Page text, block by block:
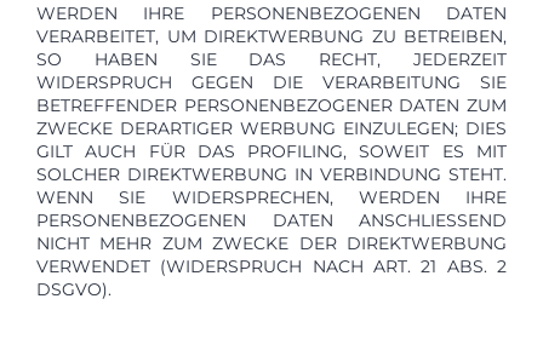
WERDEN IHRE PERSONENBEZOGENEN DATEN
VERARBEITET, UM DIREKTWERBUNG ZU BETREIBEN,
SO HABEN SIE DAS RECHT, JEDERZEIT
WIDERSPRUCH GEGEN DIE VERARBEITUNG SIE
BETREFFENDER PERSONENBEZOGENER DATEN ZUM
ZWECKE DERARTIGER WERBUNG EINZULEGEN; DIES
GILT AUCH FÜR DAS PROFILING, SOWEIT ES MIT
SOLCHER DIREKTWERBUNG IN VERBINDUNG STEHT.
WENN SIE WIDERSPRECHEN, WERDEN IHRE
PERSONENBEZOGENEN DATEN ANSCHLIESSEND
NICHT MEHR ZUM ZWECKE DER DIREKTWERBUNG
VERWENDET (WIDERSPRUCH NACH ART. 21 ABS. 2
DSGVO).